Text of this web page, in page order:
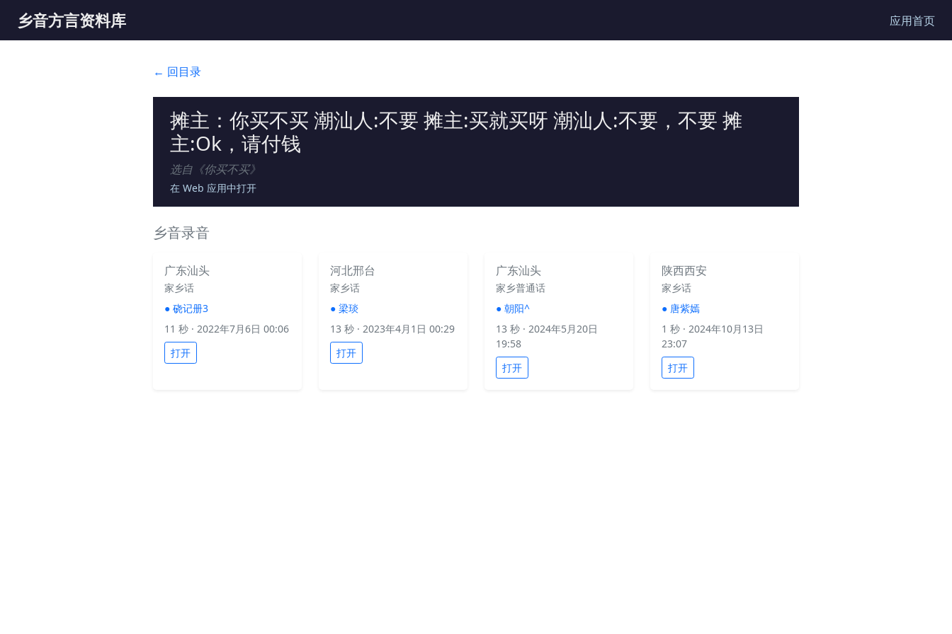
乡音方言资料库 应用首页
← 回目录
摊主：你买不买 潮汕人:不要 摊主:买就买呀 潮汕人:不要，不要 摊
主:Ok，请付钱
选自《你买不买》
在 Web 应用中打开
乡音录音
广东汕头
家乡话
● 硗记册3
11 秒 · 2022年7月6日 00:06
打开
河北邢台
家乡话
● 梁琰
13 秒 · 2023年4月1日 00:29
打开
广东汕头
家乡普通话
● 朝阳^
13 秒 · 2024年5月20日
19:58
打开
陕西西安
家乡话
● 唐紫嫣
1 秒 · 2024年10月13日
23:07
打开